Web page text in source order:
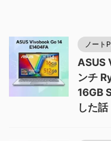
ノート
ASUS
ンチ
16GB
した話